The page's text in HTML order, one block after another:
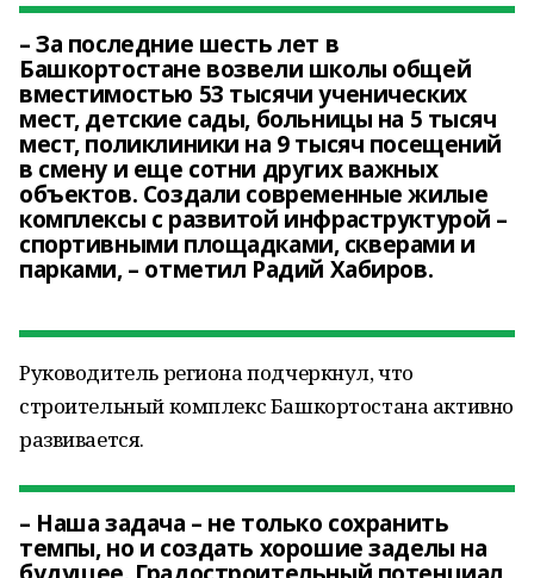
– За последние шесть лет в
Башкортостане возвели школы общей
вместимостью 53 тысячи ученических
мест, детские сады, больницы на 5 тысяч
мест, поликлиники на 9 тысяч посещений
в смену и еще сотни других важных
объектов. Создали современные жилые
комплексы с развитой инфраструктурой –
спортивными площадками, скверами и
парками, – отметил Радий Хабиров.
Руководитель региона подчеркнул, что
строительный комплекс Башкортостана активно
развивается.
– Наша задача – не только сохранить
темпы, но и создать хорошие заделы на